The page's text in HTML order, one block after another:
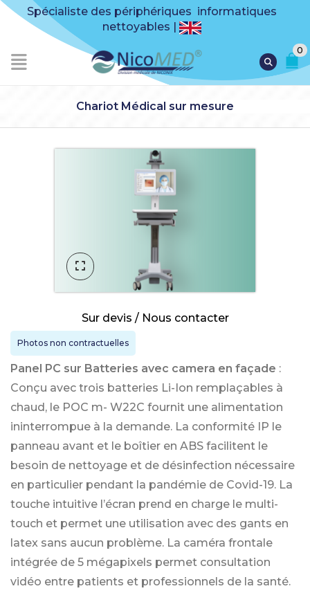
Spécialiste des périphériques informatiques
nettoyables |
0
Chariot Médical sur mesure
Sur devis / Nous contacter
Photos non contractuelles
Panel PC sur Batteries avec camera en façade :
Conçu avec trois batteries Li-Ion remplaçables à
chaud, le POC m- W22C fournit une alimentation
ininterrompue à la demande. La conformité IP le
panneau avant et le boîtier en ABS facilitent le
besoin de nettoyage et de désinfection nécessaire
en particulier pendant la pandémie de Covid-19. La
touche intuitive l’écran prend en charge le multi-
touch et permet une utilisation avec des gants en
latex sans aucun problème. La caméra frontale
intégrée de 5 mégapixels permet consultation
vidéo entre patients et professionnels de la santé.